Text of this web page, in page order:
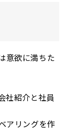
意欲に満ちた
社紹介と社員
アリングを作